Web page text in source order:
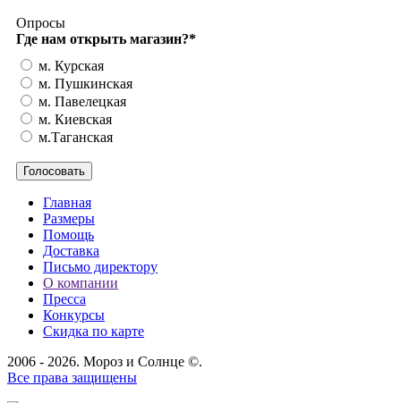
Опросы
Где нам открыть магазин?*
м. Курская
м. Пушкинская
м. Павелецкая
м. Киевская
м.Таганская
Главная
Размеры
Помощь
Доставка
Письмо директору
О компании
Пресса
Конкурсы
Скидка по карте
2006 - 2026. Мороз и Солнце ©.
Все права защищены